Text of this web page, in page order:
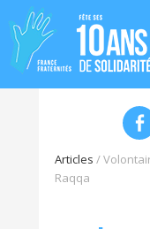
Articles /
Raqqa